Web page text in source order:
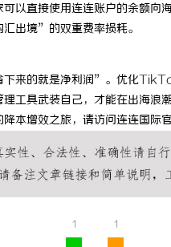
可以直接使用连连账户的余额向
出境”的双重费率损耗。
来的就是净利润”。优化
工具武装自己，才能在出海浪
本增效之旅，请访问连连国际
1 1
武汉配眼镜 上海配眼镜